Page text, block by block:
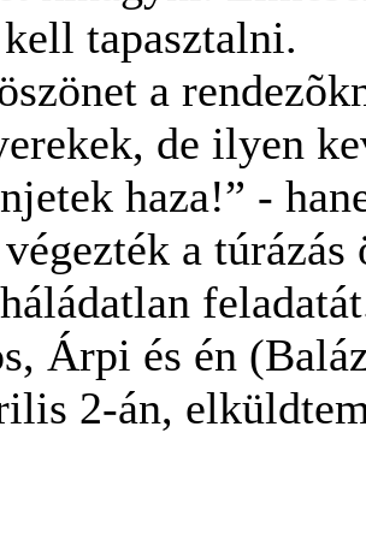
tapasztalni.
a
de ilyen
haza!” -
a
Árpi és én
2-án,